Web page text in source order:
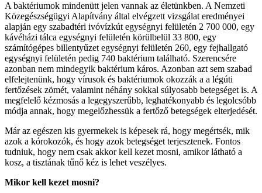
A baktériumok mindenütt jelen vannak az életünkben. A Nemzeti
Közegészségügyi Alapítvány által elvégzett vizsgálat eredményei
alapján egy szabadtéri ivóvízkút egységnyi felületén 2 700 000, egy
kávéházi tálca egységnyi felületén körülbelül 33 800, egy
számítógépes billentyűzet egységnyi felületén 260, egy fejhallgató
egységnyi felületén pedig 740 baktérium található. Szerencsére
azonban nem mindegyik baktérium káros. Azonban azt sem szabad
elfelejtenünk, hogy vírusok és baktériumok okozzák a a légúti
fertőzések zömét, valamint néhány sokkal súlyosabb betegséget is. A
megfelelő kézmosás a legegyszerűbb, leghatékonyabb és legolcsóbb
módja annak, hogy megelőzhessük a fertőző betegségek elterjedését.
Már az egészen kis gyermekek is képesek rá, hogy megértsék, mik
azok a kórokozók, és hogy azok betegséget terjesztenek. Fontos
tudniuk, hogy nem csak akkor kell kezet mosni, amikor látható a
kosz, a tisztának tűnő kéz is lehet veszélyes.
Mikor kell kezet mosni?